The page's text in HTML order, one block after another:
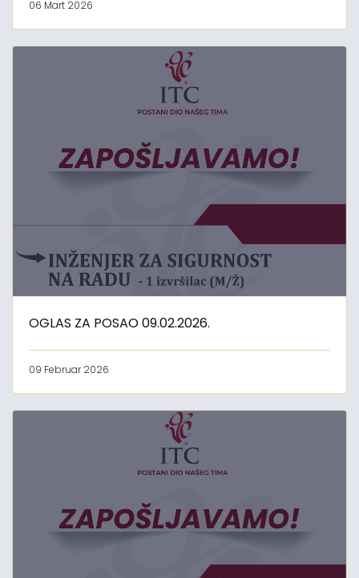
06 Mart 2026
OGLAS ZA POSAO 09.02.2026.
09 Februar 2026